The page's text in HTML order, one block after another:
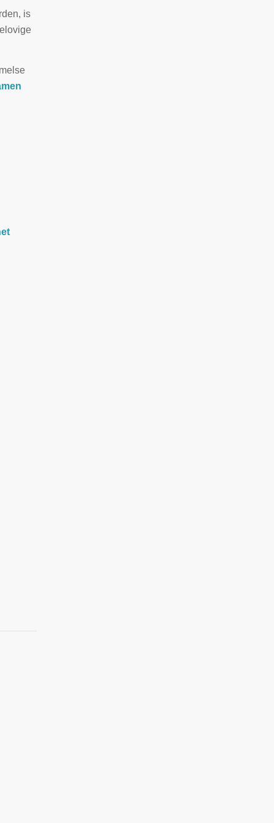
is